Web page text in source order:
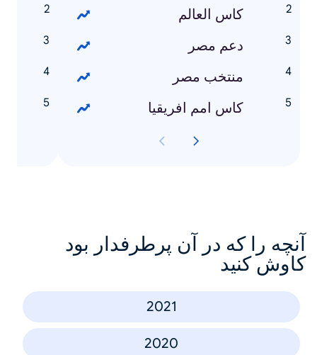
كاس العالم
دعم مصر
منتخب مصر
كاس امم افريقيا
آنچه را که در آن پرطرفدار بود
کاوش کنید
2021
2020